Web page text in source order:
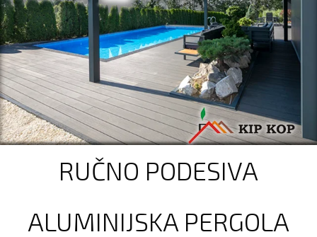
RUČNO PODESIVA
ALUMINIJSKA PERGOLA